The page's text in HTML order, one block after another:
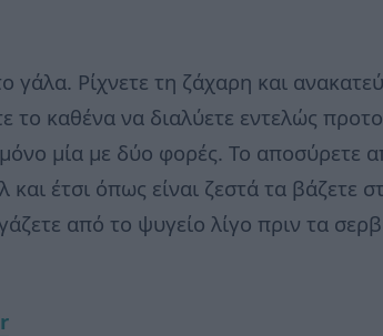
γάλα. Ρίχνετε τη ζάχαρη και
το καθένα να διαλύετε εντελώς
μία με δύο φορές. Το αποσύρετε
έτσι όπως είναι ζεστά τα βάζετε
από το ψυγείο λίγο πριν τα